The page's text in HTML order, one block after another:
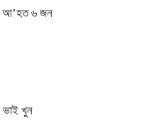
আ’হত ৬ জন
ভাই খুন